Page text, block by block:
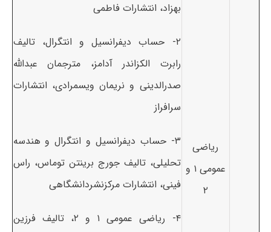
ریاضی
عمومی ۱ و
۲
بهزاد، انتشارات فاطمی
۲- حساب دیفرانسیل و انتگرال، تالیف
رابرت الکزاندر آدامز، مترجمان عبدالله
صدرالدینی و نریمان ویسمرادی، انتشارات
سرافراز
۳- حساب دیفرانسیل و انتگرال و هندسه
تحلیلی، تالیف جورج برینتن توماس، راس
فینی، انتشارات مرکزنشردانشگاهی
۴- ریاضی عمومی ۱ و ۲، تالیف فرزین